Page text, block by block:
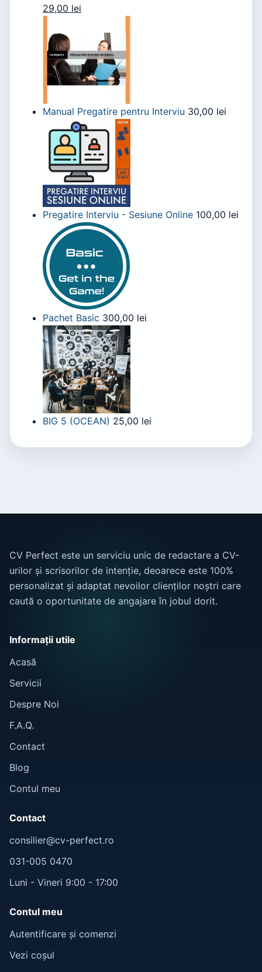
29,00 lei
Manual Pregatire pentru Interviu 30,00 lei
Pregatire Interviu - Sesiune Online 100,00 lei
Pachet Basic 300,00 lei
BIG 5 (OCEAN) 25,00 lei
CV Perfect este un serviciu unic de redactare a CV-
urilor și scrisorilor de intenție, deoarece este 100%
personalizat și adaptat nevoilor clienților noștri care
caută o oportunitate de angajare în jobul dorit.
Informații utile
Acasă
Servicii
Despre Noi
F.A.Q.
Contact
Blog
Contul meu
Contact
consilier@cv-perfect.ro
031-005 0470
Luni - Vineri 9:00 - 17:00
Contul meu
Autentificare și comenzi
Vezi coșul